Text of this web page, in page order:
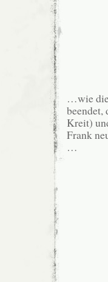
…wie die
beendet,
Kreit)
Frank
…